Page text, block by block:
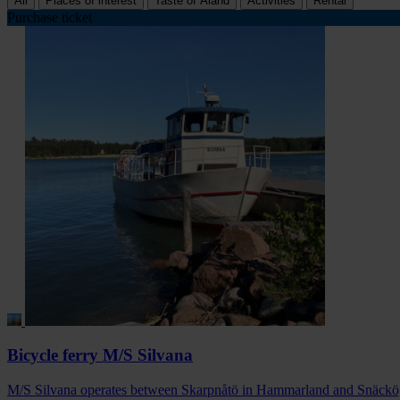
Purchase ticket
Bicycle ferry M/S Silvana
M/S Silvana operates between Skarpnåtö in Hammarland and